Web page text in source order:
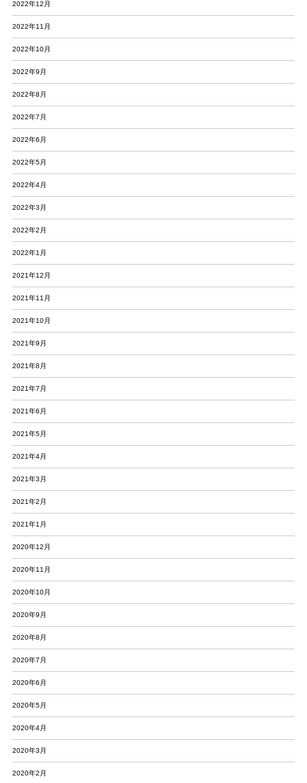
2022年12月
2022年11月
2022年10月
2022年9月
2022年8月
2022年7月
2022年6月
2022年5月
2022年4月
2022年3月
2022年2月
2022年1月
2021年12月
2021年11月
2021年10月
2021年9月
2021年8月
2021年7月
2021年6月
2021年5月
2021年4月
2021年3月
2021年2月
2021年1月
2020年12月
2020年11月
2020年10月
2020年9月
2020年8月
2020年7月
2020年6月
2020年5月
2020年4月
2020年3月
2020年2月